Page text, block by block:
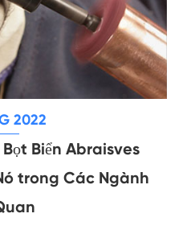
2022
Biển Abraisves
trong Các Ngành